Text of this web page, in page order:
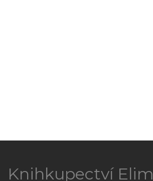
Knihkupectví Elim